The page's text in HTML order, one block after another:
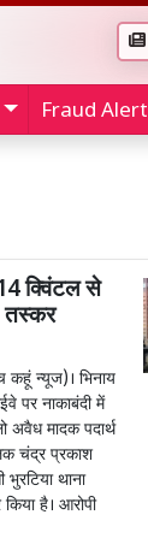
Fraud Alert
क्विंटल से
तस्कर
न्यूज)। भिनाय
पर नाकाबंदी में
मादक पदार्थ
चंद्र प्रकाश
थाना
किया है। आरोपी